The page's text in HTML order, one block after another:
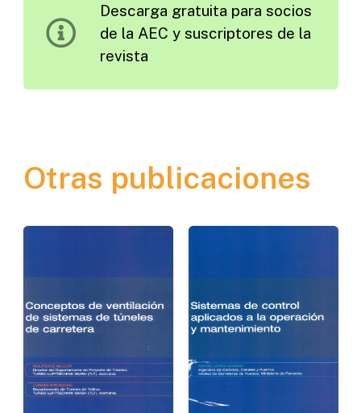
Maquinaria
Pavimentación.
el
Concepto
Descarga gratuita para socios
de la AEC y suscriptores de la
revista
Otras publicaciones